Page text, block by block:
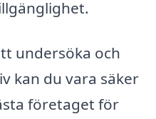
undersöka och
kan du vara säker
företaget för